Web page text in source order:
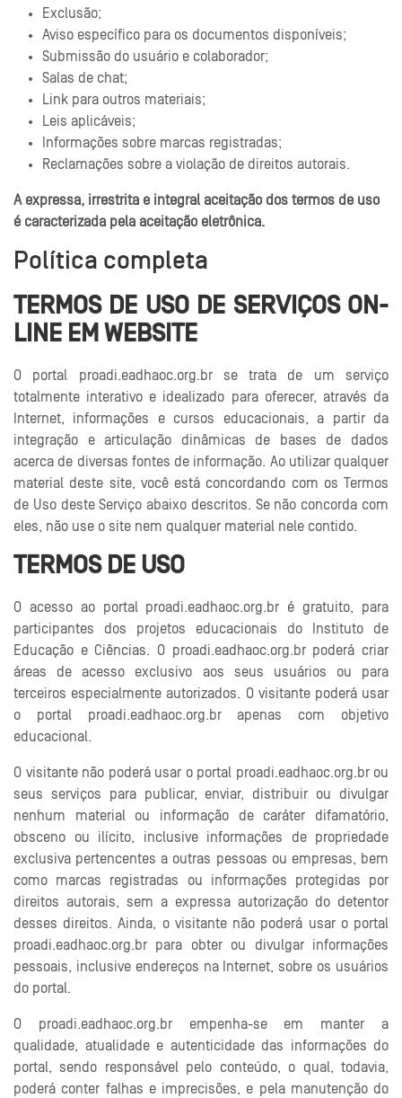
Exclusão;
Aviso específico para os documentos disponíveis;
Submissão do usuário e colaborador;
Salas de chat;
Link para outros materiais;
Leis aplicáveis;
Informações sobre marcas registradas;
Reclamações sobre a violação de direitos autorais.
A expressa, irrestrita e integral aceitação dos termos de uso
é caracterizada pela aceitação eletrônica.
Política completa
TERMOS DE USO DE SERVIÇOS ON-
LINE EM WEBSITE
O portal proadi.eadhaoc.org.br se trata de um serviço
totalmente interativo e idealizado para oferecer, através da
Internet, informações e cursos educacionais, a partir da
integração e articulação dinâmicas de bases de dados
acerca de diversas fontes de informação. Ao utilizar qualquer
material deste site, você está concordando com os Termos
de Uso deste Serviço abaixo descritos. Se não concorda com
eles, não use o site nem qualquer material nele contido.
TERMOS DE USO
O acesso ao portal proadi.eadhaoc.org.br é gratuito, para
participantes dos projetos educacionais do Instituto de
Educação e Ciências. O proadi.eadhaoc.org.br poderá criar
áreas de acesso exclusivo aos seus usuários ou para
terceiros especialmente autorizados. O visitante poderá usar
o portal proadi.eadhaoc.org.br apenas com objetivo
educacional.
O visitante não poderá usar o portal proadi.eadhaoc.org.br ou
seus serviços para publicar, enviar, distribuir ou divulgar
nenhum material ou informação de caráter difamatório,
obsceno ou ilícito, inclusive informações de propriedade
exclusiva pertencentes a outras pessoas ou empresas, bem
como marcas registradas ou informações protegidas por
direitos autorais, sem a expressa autorização do detentor
desses direitos. Ainda, o visitante não poderá usar o portal
proadi.eadhaoc.org.br para obter ou divulgar informações
pessoais, inclusive endereços na Internet, sobre os usuários
do portal.
O proadi.eadhaoc.org.br empenha-se em manter a
qualidade, atualidade e autenticidade das informações do
portal, sendo responsável pelo conteúdo, o qual, todavia,
poderá conter falhas e imprecisões, e pela manutenção do